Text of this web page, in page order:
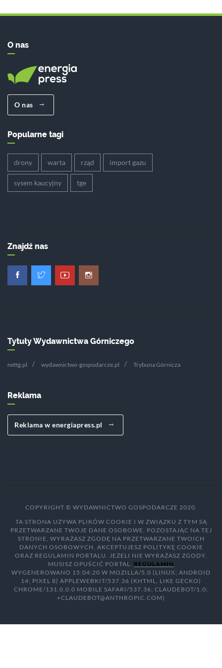
O nas
O nas
Popularne tagi
drony warta rząd import gazu
sysem kaucyjny tge
Znajdź nas
Tytuły Wydawnictwa Górniczego
nettg.pl wydawnictwo-gospodarcze.pl Trybuna Górnicza
Reklama
Reklama w energiapress.pl
COPYRIGHT © WYDAWNICTWO GOSPODARCZE 2020.
TA STRONA UŻYWA PLIKÓW COOKIE I W ZWIĄZKU Z TYM SĄ
PRZETWARZANE TWOJE DANE OSOBOWE. POZOSTAJĄC NA TEJ
STRONIE, WYRAŻASZ ZGODĘ NA PRZETWARZANE TWOICH
DANYCH OSOBOWYCH, AKCEPTUJESZ POLITYKĘ COOKIE
ORAZ REGULAMIN PORTALU. JEŻELI NIE WYRAŻASZ ZGODY,
MUSISZ OPUŚCIĆ PORTAL. REGULAMIN
WYGENEROWANO 15:04:20 W MOZILLA/5.0 (LINUX; ANDROID
14; PIXEL 8) APPLEWEBKIT/537.36 (KHTML, LIKE GECKO)
CHROME/131.0.0.0 MOBILE SAFARI/537.36; CLAUDEBOT/1.0;
+CLAUDEBOT@ANTHROPIC.COM)